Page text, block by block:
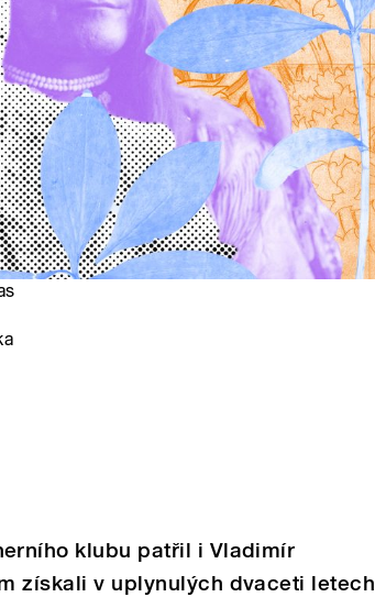
klubu patřil i Vladimír
získali v uplynulých dvaceti letech